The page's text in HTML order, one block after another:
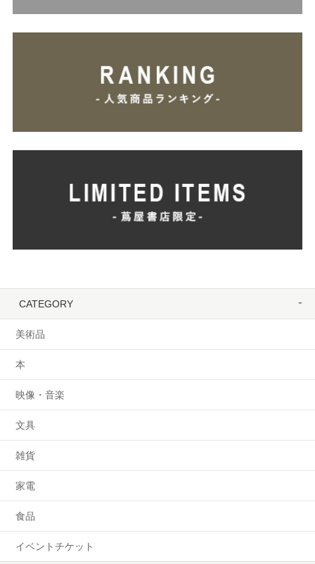
CATEGORY
美術品
本
映像・音楽
文具
雑貨
家電
食品
イベントチケット